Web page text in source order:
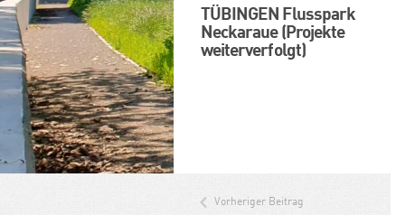
TÜBINGEN Flusspark
Neckaraue (Projekte
weiterverfolgt)
Vorheriger Beitrag